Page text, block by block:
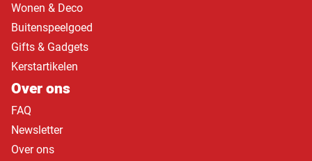
Wonen & Deco
Buitenspeelgoed
Gifts & Gadgets
Kerstartikelen
Over ons
FAQ
Newsletter
Over ons